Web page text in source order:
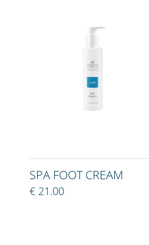
SPA FOOT CREAM
€ 21.00